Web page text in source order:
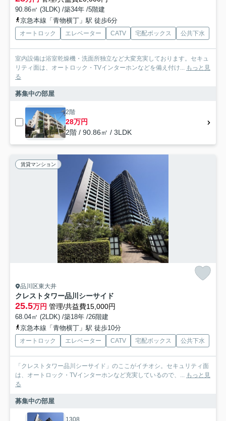
90.86㎡ (3LDK) /築34年 /5階建
京急本線「青物横丁」駅 徒歩6分
オートロック エレベーター CATV 宅配ボックス 公共下水
室内設備は浴室乾燥機・洗面所独立など大変充実しております。セキュ
リティ面は、オートロック・TVインターホンなどを備え付け... もっと見
る
募集中の部屋
2階
28万円
2階 / 90.86㎡ / 3LDK
賃貸マンション
品川区東大井
クレストタワー品川シーサイド
25.5万円 管理/共益費15,000円
68.04㎡ (2LDK) /築18年 /26階建
京急本線「青物横丁」駅 徒歩10分
オートロック エレベーター CATV 宅配ボックス 公共下水
「クレストタワー品川シーサイド」のここがイチオシ。セキュリティ面
は、オートロック・TVインターホンなど充実しているので、... もっと見
る
募集中の部屋
1308